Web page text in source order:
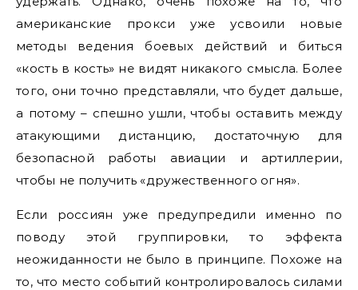
американские прокси уже усвоили новые
методы ведения боевых действий и биться
«кость в кость» не видят никакого смысла. Более
того, они точно представляли, что будет дальше,
а потому – спешно ушли, чтобы оставить между
атакующими дистанцию, достаточную для
безопасной работы авиации и артиллерии,
чтобы не получить «дружественного огня».
Если россиян уже предупредили именно по
поводу этой группировки, то эффекта
неожиданности не было в принципе. Похоже на
то, что место событий контролировалось силами